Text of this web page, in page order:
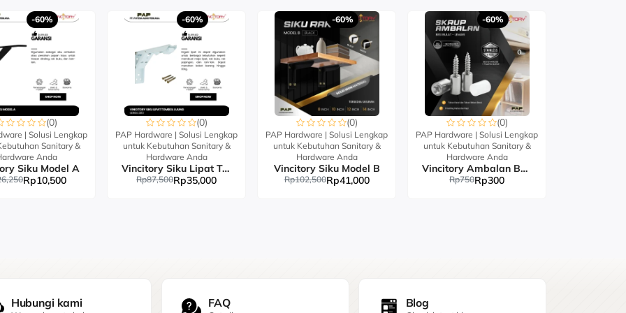
-60%
(0)
| Solusi Lengkap
Sanitary &
Anda
Siku Model A
Rp10,500
-60%
(0)
PAP Hardware | Solusi Lengkap
untuk Kebutuhan Sanitary &
Hardware Anda
Vincitory Siku Lipat Tombol Ujung
Rp87,500Rp35,000
-60%
(0)
PAP Hardware | Solusi Lengkap
untuk Kebutuhan Sanitary &
Hardware Anda
Vincitory Siku Model B
Rp102,500Rp41,000
-60%
(0)
PAP Hardware | Solusi Lengkap
untuk Kebutuhan Sanitary &
Hardware Anda
Vincitory Ambalan Besi Bulat Lemari
Rp750Rp300
Hubungi kami FAQ Blog